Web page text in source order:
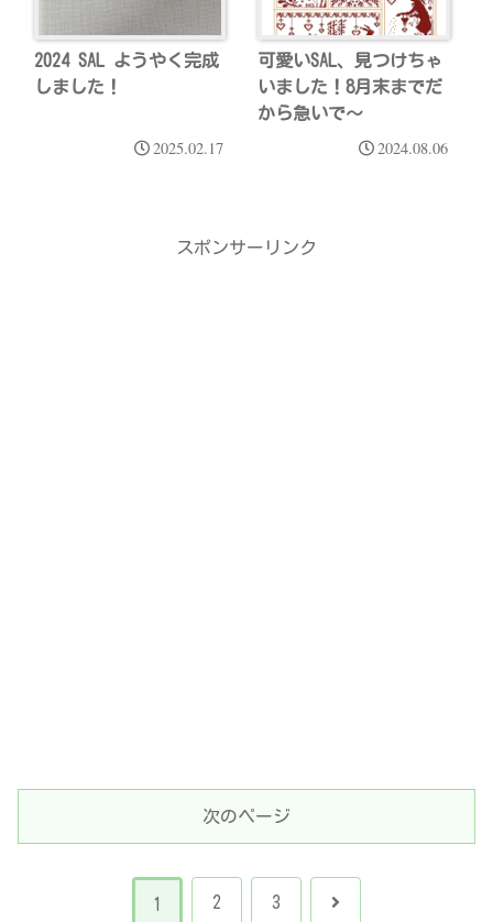
2024 SAL ようやく完成
しました！
2025.02.17
可愛いSAL、見つけちゃ
いました！8月末までだ
から急いで～
2024.08.06
スポンサーリンク
次のページ
1 2 3 次